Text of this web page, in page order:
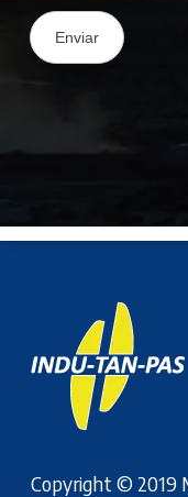
Enviar
Copyright © 2019